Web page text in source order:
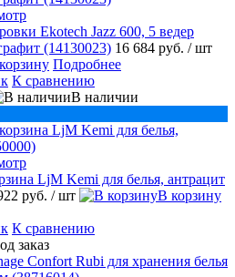
Ekotech Jazz 600, 5 ведер
(14130023) 16 684 руб. / шт
Подробнее
К сравнению
В наличии
LjM Kemi для белья, антрацит
руб. / шт
В корзину
К сравнению
заказ